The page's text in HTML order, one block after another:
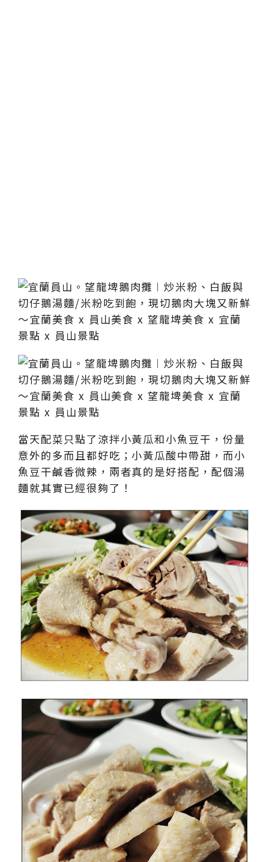
當天配菜只點了涼拌小黃瓜和小魚豆干，份量
意外的多而且都好吃；小黃瓜酸中帶甜，而小
魚豆干鹹香微辣，兩者真的是好搭配，配個湯
麵就其實已經很夠了！